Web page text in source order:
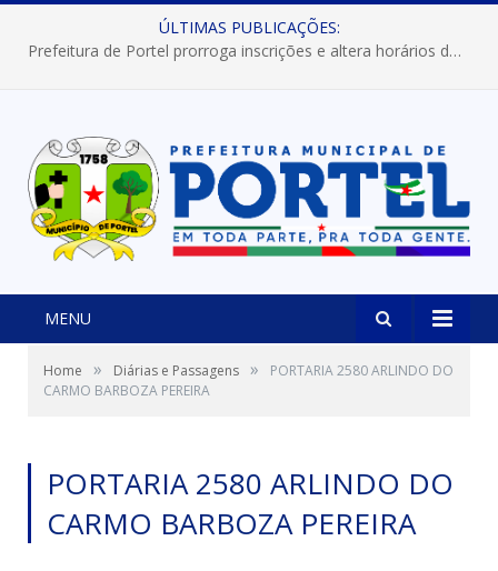
ÚLTIMAS PUBLICAÇÕES:
Prefeitura de Portel prorroga inscrições e altera horários dos concursos “Musa” e “Miss Mix Verão 2026”
MENU
Home » Diárias e Passagens »
PORTARIA 2580 ARLINDO DO
CARMO BARBOZA PEREIRA
PORTARIA 2580 ARLINDO DO
CARMO BARBOZA PEREIRA